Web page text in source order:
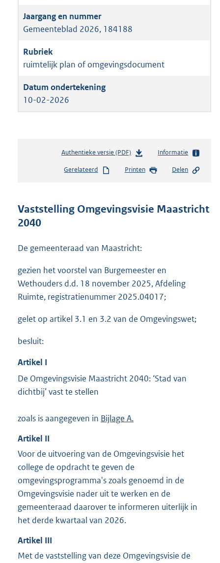
Gemeenteblad 2026, 184188
ruimtelijk plan of omgevingsdocument
10-02-2026
Authentieke versie (PDF)b
s
d
r
t
e
7
Informatie
Gerelateerd Printen Delen
Vaststelling Omgevingsvisie Maastricht
2040
De gemeenteraad van Maastricht:
gezien het voorstel van Burgemeester en
Wethouders d.d. 18 november 2025, Afdeling
Ruimte, registratienummer 2025.04017;
gelet op artikel 3.1 en 3.2 van de Omgevingswet;
besluit:
Artikel I
De Omgevingsvisie Maastricht 2040: ‘Stad van
dichtbij’ vast te stellen
zoals is aangegeven in Bijlage A.
Artikel II
Voor de uitvoering van de Omgevingsvisie het
college de opdracht te geven de
omgevingsprogramma's zoals genoemd in de
Omgevingsvisie nader uit te werken en de
gemeenteraad daarover te informeren uiterlijk in
het derde kwartaal van 2026.
Artikel III
Met de vaststelling van deze Omgevingsvisie de